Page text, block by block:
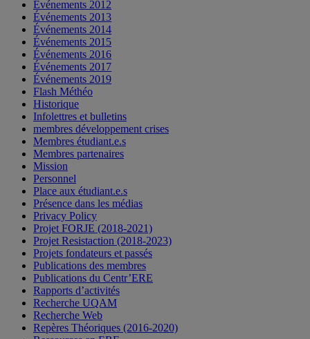
Événements 2012
Événements 2013
Événements 2014
Événements 2015
Événements 2016
Événements 2017
Événements 2019
Flash Méthéo
Historique
Infolettres et bulletins
membres développement crises
Membres étudiant.e.s
Membres partenaires
Mission
Personnel
Place aux étudiant.e.s
Présence dans les médias
Privacy Policy
Projet FORJE (2018-2021)
Projet Resistaction (2018-2023)
Projets fondateurs et passés
Publications des membres
Publications du Centr’ERE
Rapports d’activités
Recherche UQAM
Recherche Web
Repères Théoriques (2016-2020)